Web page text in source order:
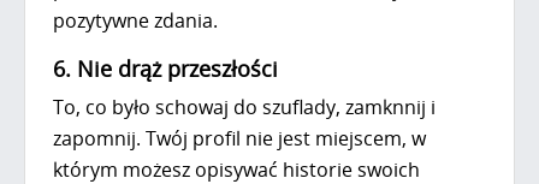
pozytywne zdania.
6. Nie drąż przeszłości
To, co było schowaj do szuflady, zamknnij i
zapomnij. Twój profil nie jest miejscem, w
którym możesz opisywać historie swoich